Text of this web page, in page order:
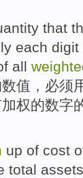
that
each digit
all
数值， 必须
加权的数字
up of cost
total